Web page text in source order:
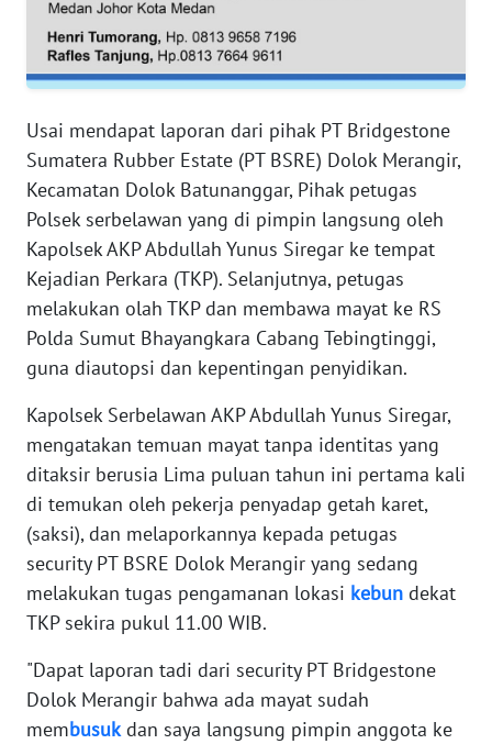
Usai mendapat laporan dari pihak PT Bridgestone
Sumatera Rubber Estate (PT BSRE) Dolok Merangir,
Kecamatan Dolok Batunanggar, Pihak petugas
Polsek serbelawan yang di pimpin langsung oleh
Kapolsek AKP Abdullah Yunus Siregar ke tempat
Kejadian Perkara (TKP). Selanjutnya, petugas
melakukan olah TKP dan membawa mayat ke RS
Polda Sumut Bhayangkara Cabang Tebingtinggi,
guna diautopsi dan kepentingan penyidikan.
Kapolsek Serbelawan AKP Abdullah Yunus Siregar,
mengatakan temuan mayat tanpa identitas yang
ditaksir berusia Lima puluan tahun ini pertama kali
di temukan oleh pekerja penyadap getah karet,
(saksi), dan melaporkannya kepada petugas
security PT BSRE Dolok Merangir yang sedang
melakukan tugas pengamanan lokasi kebun dekat
TKP sekira pukul 11.00 WIB.
"Dapat laporan tadi dari security PT Bridgestone
Dolok Merangir bahwa ada mayat sudah
membusukdan saya langsung pimpin anggota ke
WN
SERAMBI
WN
JAMBI
WN
SULTRA
WN
NTB
WN
WN
SULBAR
WN
BABEL
WN
WN
SUMSEL